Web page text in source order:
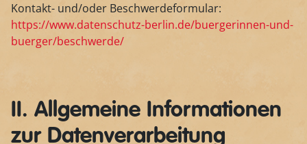
Kontakt- und/oder Beschwerdeformular:
https://www.datenschutz-berlin.de/buergerinnen-und-
buerger/beschwerde/
II. Allgemeine Informationen
zur Datenverarbeitung